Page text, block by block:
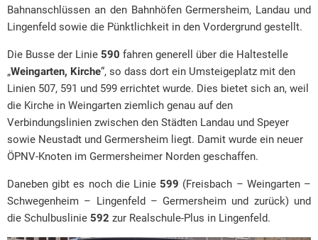
Bahnanschlüssen an den Bahnhöfen Germersheim, Landau und
Lingenfeld sowie die Pünktlichkeit in den Vordergrund gestellt.
Die Busse der Linie 590 fahren generell über die Haltestelle
„Weingarten, Kirche“, so dass dort ein Umsteigeplatz mit den
Linien 507, 591 und 599 errichtet wurde. Dies bietet sich an, weil
die Kirche in Weingarten ziemlich genau auf den
Verbindungslinien zwischen den Städten Landau und Speyer
sowie Neustadt und Germersheim liegt. Damit wurde ein neuer
ÖPNV-Knoten im Germersheimer Norden geschaffen.
Daneben gibt es noch die Linie599 (Freisbach – Weingarten –
Schwegenheim – Lingenfeld – Germersheim und zurück) und
die Schulbuslinie 592 zur Realschule-Plus in Lingenfeld.